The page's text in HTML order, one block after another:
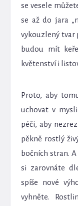
se vesele
se až do jara
vykouzlený tvar
budou mít
květenství i
Proto, aby
uchovat v
péči, aby
pěkně rostlý
bočních stran.
si zarovnáte
spíše nové
vyhněte.